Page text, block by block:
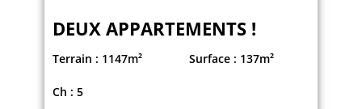
DEUX APPARTEMENTS !
Terrain : 1147m² Surface : 137m²
Ch : 5